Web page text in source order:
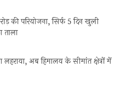
की परियोजना, सिर्फ 5 दिन खुली
ताला
अब हिमालय के सीमांत क्षेत्रों में